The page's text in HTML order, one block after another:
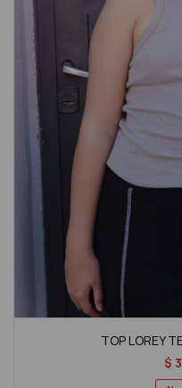
TOP LOREY
$